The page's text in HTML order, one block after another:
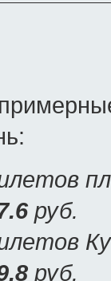
руб.
руб.